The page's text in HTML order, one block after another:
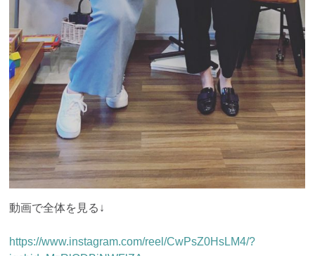
動画で全体を見る↓
https://www.instagram.com/reel/CwPsZ0HsLM4/?